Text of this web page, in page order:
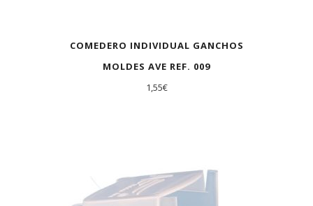
COMEDERO INDIVIDUAL GANCHOS
MOLDES AVE REF. 009
1,55€